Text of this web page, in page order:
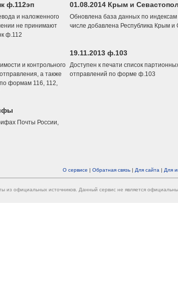
ф.112эп
и наложенного
не принимают
ф.112
01.08.2014 Крым и
Обновлена база данных по
числе добавлена Республика Крым и
и контрольного
а также
формам 116, 112,
19.11.2013 ф.103
Доступен к печати список
отправлений по форме ф.103
Почты России,
О сервисе | Обратная связь | Для сайта | Для
из официальных источников. Данный сервис не является